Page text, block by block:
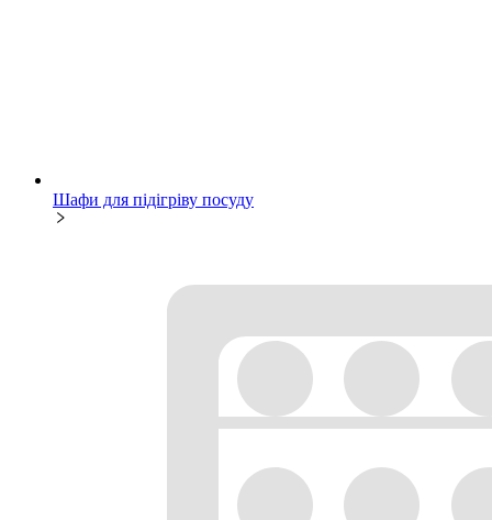
Шафи для підігріву посуду